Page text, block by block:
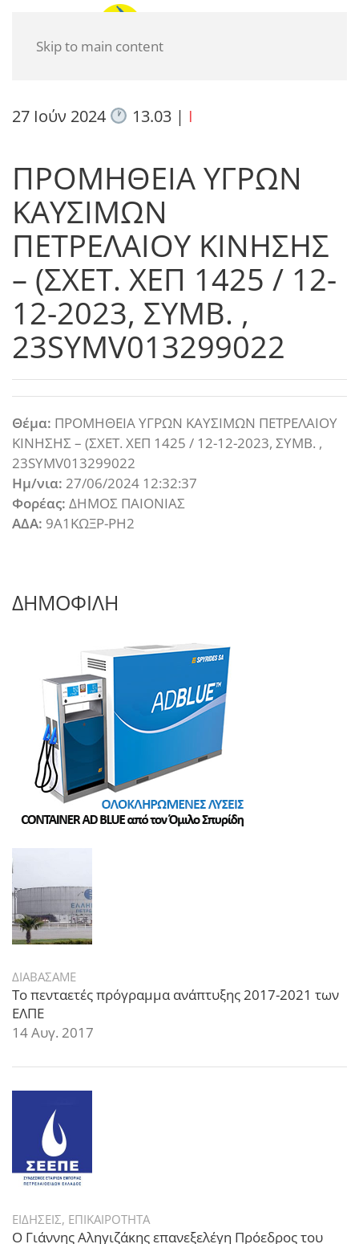
Skip to main content
27 Ιούν 2024 13.03| I
ΠΡΟΜΗΘΕΙΑ ΥΓΡΩΝ
ΚΑΥΣΙΜΩΝ
ΠΕΤΡΕΛΑΙΟΥ ΚΙΝΗΣΗΣ
– (ΣΧΕΤ. ΧΕΠ 1425 / 12-
12-2023, ΣΥΜΒ. ,
23SYMV013299022
Θέμα: ΠΡΟΜΗΘΕΙΑ ΥΓΡΩΝ ΚΑΥΣΙΜΩΝ ΠΕΤΡΕΛΑΙΟΥ
ΚΙΝΗΣΗΣ – (ΣΧΕΤ. ΧΕΠ 1425 / 12-12-2023, ΣΥΜΒ. ,
23SYMV013299022
Ημ/νια: 27/06/2024 12:32:37
Φορέας: ΔΗΜΟΣ ΠΑΙΟΝΙΑΣ
ΑΔΑ: 9Α1ΚΩΞΡ-ΡΗ2
ΔΗΜΟΦΙΛΗ
ΔΙΑΒΑΣΑΜΕ
Το πενταετές πρόγραμμα ανάπτυξης 2017-2021 των
ΕΛΠΕ
14 Αυγ. 2017
ΕΙΔΗΣΕΙΣ, ΕΠΙΚΑΙΡΟΤΗΤΑ
Ο Γιάννης Αληγιζάκης επανεξελέγη Πρόεδρος του